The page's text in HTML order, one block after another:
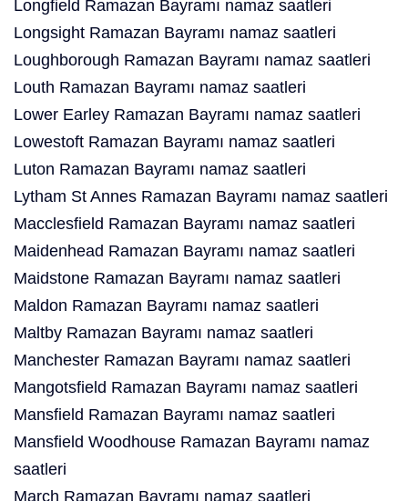
Longfield Ramazan Bayramı namaz saatleri
Longsight Ramazan Bayramı namaz saatleri
Loughborough Ramazan Bayramı namaz saatleri
Louth Ramazan Bayramı namaz saatleri
Lower Earley Ramazan Bayramı namaz saatleri
Lowestoft Ramazan Bayramı namaz saatleri
Luton Ramazan Bayramı namaz saatleri
Lytham St Annes Ramazan Bayramı namaz saatleri
Macclesfield Ramazan Bayramı namaz saatleri
Maidenhead Ramazan Bayramı namaz saatleri
Maidstone Ramazan Bayramı namaz saatleri
Maldon Ramazan Bayramı namaz saatleri
Maltby Ramazan Bayramı namaz saatleri
Manchester Ramazan Bayramı namaz saatleri
Mangotsfield Ramazan Bayramı namaz saatleri
Mansfield Ramazan Bayramı namaz saatleri
Mansfield Woodhouse Ramazan Bayramı namaz
saatleri
March Ramazan Bayramı namaz saatleri